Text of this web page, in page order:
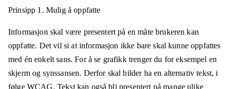
Prinsipp 1. Mulig å oppfatte
Informasjon skal være presentert på en måte brukeren kan
oppfatte. Det vil si at informasjon ikke bare skal kunne oppfattes
med én enkelt sans. For å se grafikk trenger du for eksempel en
skjerm og synssansen. Derfor skal bilder ha en alternativ tekst, i
følge WCAG. Tekst kan også bli presentert på mange ulike